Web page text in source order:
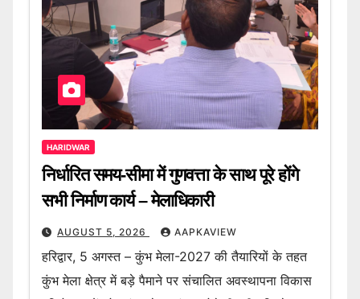
HARIDWAR
निर्धारित समय-सीमा में गुणवत्ता के साथ पूरे होंगे
सभी निर्माण कार्य – मेलाधिकारी
AUGUST 5, 2026 AAPKAVIEW
हरिद्वार, 5 अगस्त – कुंभ मेला-2027 की तैयारियों के तहत
कुंभ मेला क्षेत्र में बड़े पैमाने पर संचालित अवस्थापना विकास